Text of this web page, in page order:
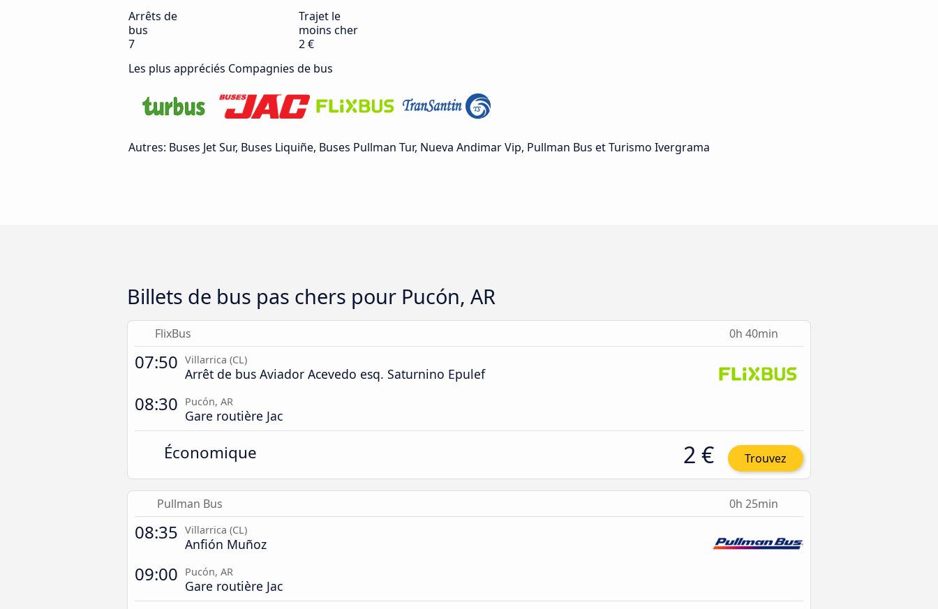
Arrêts de
bus
7
Trajet le
moins cher
2 €
Les plus appréciés Compagnies de bus
Autres: Buses Jet Sur, Buses Liquiñe, Buses Pullman Tur, Nueva Andimar Vip, Pullman Bus et Turismo Ivergrama
Billets de bus pas chers pour Pucón, AR
FlixBus 0h 40min
07:50 Villarrica (CL)
Arrêt de bus Aviador Acevedo esq. Saturnino Epulef
08:30 Pucón, AR
Gare routière Jac
Économique 2 € Trouvez
Pullman Bus 0h 25min
08:35 Villarrica (CL)
Anfión Muñoz
09:00 Pucón, AR
Gare routière Jac